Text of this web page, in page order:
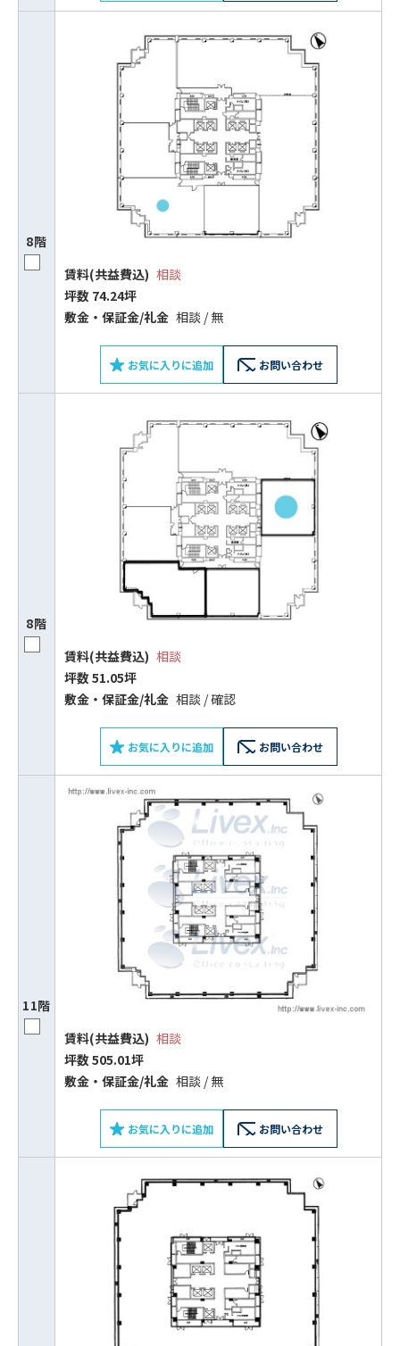
8階
賃料(共益費込) 相談
坪数 74.24坪
敷⾦‧保証⾦/礼⾦ 相談 / 無
お気に入りに追加 お問い合わせ
8階
賃料(共益費込) 相談
坪数 51.05坪
敷⾦‧保証⾦/礼⾦ 相談 / 確認
お気に入りに追加 お問い合わせ
11階
賃料(共益費込) 相談
坪数 505.01坪
敷⾦‧保証⾦/礼⾦ 相談 / 無
お気に入りに追加 お問い合わせ